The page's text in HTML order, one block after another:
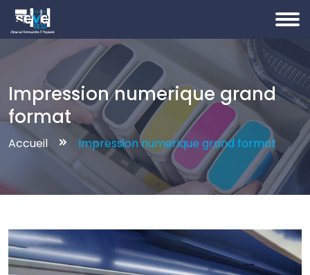
Impression numerique grand
format
Accueil Impression numerique grand format